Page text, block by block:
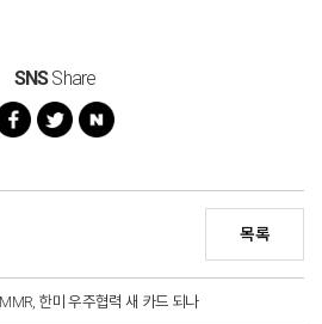
SNSShare
목록
한미 우주협력 새 카드 되나